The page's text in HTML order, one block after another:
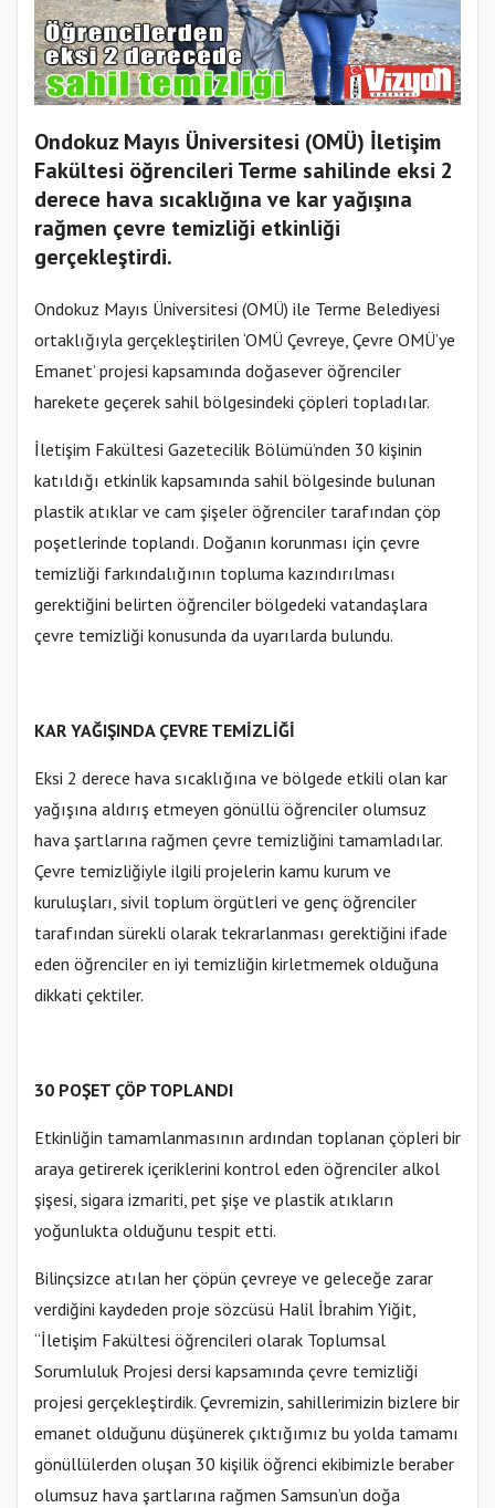
Ondokuz Mayıs Üniversitesi (OMÜ) İletişim
Fakültesi öğrencileri Terme sahilinde eksi 2
derece hava sıcaklığına ve kar yağışına
rağmen çevre temizliği etkinliği
gerçekleştirdi.
Ondokuz Mayıs Üniversitesi (OMÜ) ile Terme Belediyesi
ortaklığıyla gerçekleştirilen ‘OMÜ Çevreye, Çevre OMÜ’ye
Emanet’ projesi kapsamında doğasever öğrenciler
harekete geçerek sahil bölgesindeki çöpleri topladılar.
İletişim Fakültesi Gazetecilik Bölümü’nden 30 kişinin
katıldığı etkinlik kapsamında sahil bölgesinde bulunan
plastik atıklar ve cam şişeler öğrenciler tarafından çöp
poşetlerinde toplandı. Doğanın korunması için çevre
temizliği farkındalığının topluma kazındırılması
gerektiğini belirten öğrenciler bölgedeki vatandaşlara
çevre temizliği konusunda da uyarılarda bulundu.
KAR YAĞIŞINDA ÇEVRE TEMİZLİĞİ
Eksi 2 derece hava sıcaklığına ve bölgede etkili olan kar
yağışına aldırış etmeyen gönüllü öğrenciler olumsuz
hava şartlarına rağmen çevre temizliğini tamamladılar.
Çevre temizliğiyle ilgili projelerin kamu kurum ve
kuruluşları, sivil toplum örgütleri ve genç öğrenciler
tarafından sürekli olarak tekrarlanması gerektiğini ifade
eden öğrenciler en iyi temizliğin kirletmemek olduğuna
dikkati çektiler.
30 POŞET ÇÖP TOPLANDI
Etkinliğin tamamlanmasının ardından toplanan çöpleri bir
araya getirerek içeriklerini kontrol eden öğrenciler alkol
şişesi, sigara izmariti, pet şişe ve plastik atıkların
yoğunlukta olduğunu tespit etti.
Bilinçsizce atılan her çöpün çevreye ve geleceğe zarar
verdiğini kaydeden proje sözcüsü Halil İbrahim Yiğit,
“İletişim Fakültesi öğrencileri olarak Toplumsal
Sorumluluk Projesi dersi kapsamında çevre temizliği
projesi gerçekleştirdik. Çevremizin, sahillerimizin bizlere bir
emanet olduğunu düşünerek çıktığımız bu yolda tamamı
gönüllülerden oluşan 30 kişilik öğrenci ekibimizle beraber
olumsuz hava şartlarına rağmen Samsun’un doğa